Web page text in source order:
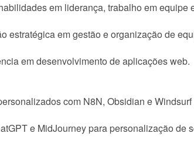
em liderança, trabalho em equipe
estratégica em gestão e organização de
em desenvolvimento de aplicações web.
com N8N, Obsidian e
e MidJourney para personalização de